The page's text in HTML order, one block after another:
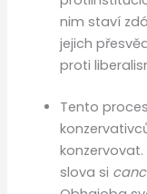
nim staví
jejich
proti
Tento
slova si